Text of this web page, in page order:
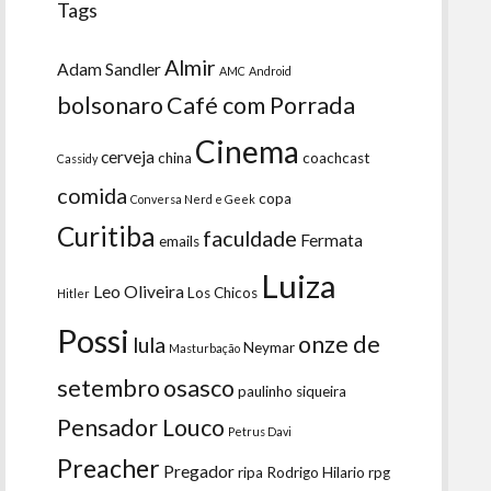
Tags
Adam Sandler Almir AMC Android
bolsonaroCafé com Porrada
Cassidy cervejachina Cinema coachcast
comida Conversa Nerd e Geek copa
Curitiba emails faculdade Fermata
Hitler Leo OliveiraLos Chicos Luiza
Possi lula Masturbação Neymar onze de
setembroosasco paulinho siqueira
Pensador Louco Petrus Davi
Preacher Pregadorripa Rodrigo Hilario rpg